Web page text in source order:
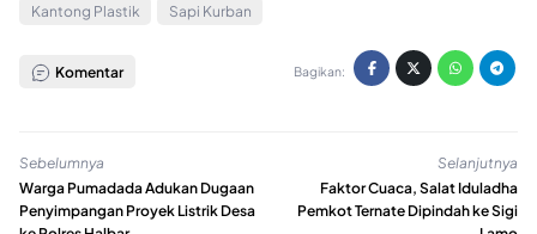
Kantong Plastik
Sapi Kurban
Komentar Bagikan:
Sebelumnya
Warga Pumadada Adukan Dugaan
Penyimpangan Proyek Listrik Desa
Selanjutnya
Faktor Cuaca, Salat Iduladha
Pemkot Ternate Dipindah ke Sigi